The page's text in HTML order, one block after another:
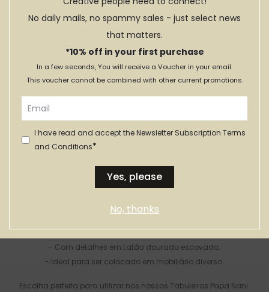
Par de
Par de
Puxadores de
Barra Branco
DESDE:64,00€
Par de
Model
Informação adicional
- Em mármore Preto,
- Com detalhes em Latão dourado escovado.
- Ideal para ser colocado em mobiliário diverso.
Escolha perfeita para utilizar nos nossos Tabuleiros Papa Nani.
No daily mails, no spammy sales - just select news
that matters.
*10% off in your first purchase
In a few seconds, You will receive a Voucher in your email.
This voucher cannot be combined with other current promotions.
I have read and accept the Newsletter Subscription Terms
and Conditions*
Yes, please
No, thanks